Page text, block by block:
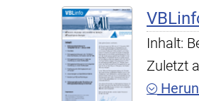
Inhalt:
Zuletzt